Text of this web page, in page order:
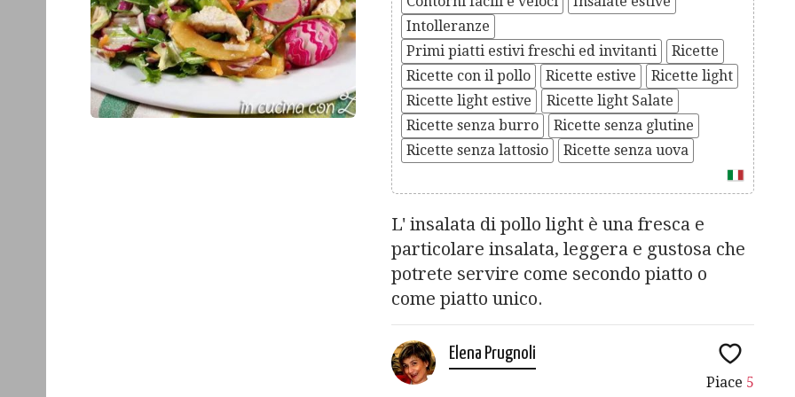
Intolleranze
Primi piatti estivi freschi ed invitanti
Ricette
Ricette con il pollo
Ricette estive
Ricette light
Ricette light estive
Ricette light Salate
Ricette senza burro
Ricette senza glutine
Ricette senza lattosio
Ricette senza uova
L' insalata di pollo light è una fresca e
particolare insalata, leggera e gustosa che
potrete servire come secondo piatto o
come piatto unico.
Elena Prugnoli
Piace 5